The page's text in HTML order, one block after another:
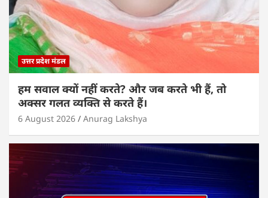
उत्तर प्रदेश मंडल
हम सवाल क्यों नहीं करते? और जब करते भी हैं, तो
अक्सर गलत व्यक्ति से करते हैं।
6 August 2026 Anurag Lakshya